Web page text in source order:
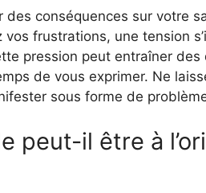
des conséquences sur votre
vos frustrations, une tension
pression peut entraîner des
de vous exprimer. Ne
sous forme de
peut-il être à